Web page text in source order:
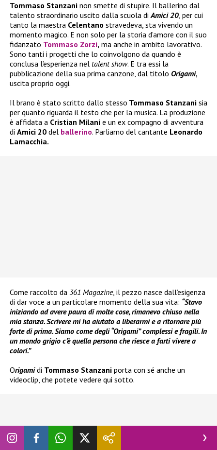
Tommaso Stanzani non smette di stupire. Il ballerino dal
talento straordinario uscito dalla scuola diAmici 20, per cui
tanto la maestra Celentano stravedeva, sta vivendo un
momento magico. E non solo per la storia d’amore con il suo
fidanzato Tommaso Zorzi, ma anche in ambito lavorativo.
Sono tanti i progetti che lo coinvolgono da quando è
conclusa l’esperienza nel talent show. E tra essi la
pubblicazione della sua prima canzone, dal titolo Origami,
uscita proprio oggi.
Il brano è stato scritto dallo stesso Tommaso Stanzani sia
per quanto riguarda il testo che per la musica. La produzione
è affidata a Cristian Milani e un ex compagno di avventura
di Amici 20 del ballerino. Parliamo del cantante Leonardo
Lamacchia.
Come raccolto da 361 Magazine, il pezzo nasce dall’esigenza
di dar voce a un particolare momento della sua vita: “Stavo
iniziando ad avere paura di molte cose, rimanevo chiuso nella
mia stanza. Scrivere mi ha aiutato a liberarmi e a ritornare più
forte di prima. Siamo come degli “Origami” complessi e fragili. In
un mondo grigio c’è quella persona che riesce a farti vivere a
colori.”
Origamidi Tommaso Stanzani porta con sé anche un
videoclip, che potete vedere qui sotto.